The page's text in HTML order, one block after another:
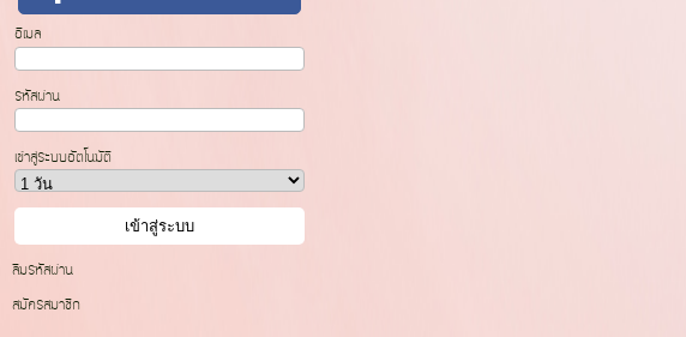
อีเมล
รหัสผ่าน
เข้าสู่ระบบอัตโนมัติ
ลืมรหัสผ่าน
สมัครสมาชิก